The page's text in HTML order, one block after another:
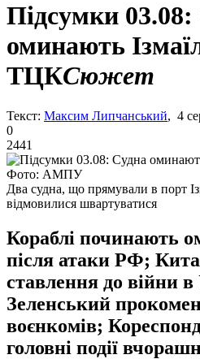
Підсумки
оминають
ТЦКСюжет
Текст: Максим Липчанський, 4
0
2441
Фото: АМПУ
Два судна, що прямували в порт
відмовилися швартуватися
Кораблі починають
після атаки РФ;
ставлення до війни в
Зеленський
воєнкомів;
головні події